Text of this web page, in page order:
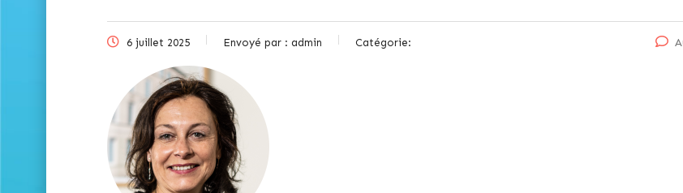
6 juillet 2025 Envoyé par : admin Catégorie: